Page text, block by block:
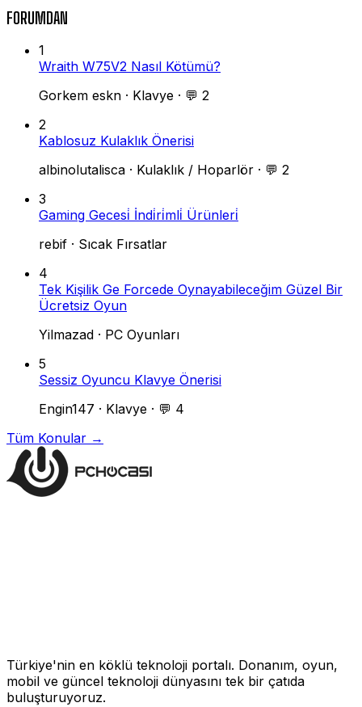
FORUMDAN
1
Wraith W75V2 Nasıl Kötümü?
Gorkem eskn · Klavye · 💬 2
2
Kablosuz Kulaklık Önerisi
albinolutalisca · Kulaklık / Hoparlör · 💬 2
3
Gaming Gecesi̇ İndi̇ri̇mli̇ Ürünleri̇
rebif · Sıcak Fırsatlar
4
Tek Kişilik Ge Forcede Oynayabileceğim Güzel Bir
Ücretsiz Oyun
Yilmazad · PC Oyunları
5
Sessiz Oyuncu Klavye Önerisi
Engin147 · Klavye · 💬 4
Tüm Konular →
Türkiye'nin en köklü teknoloji portalı. Donanım, oyun,
mobil ve güncel teknoloji dünyasını tek bir çatıda
buluşturuyoruz.